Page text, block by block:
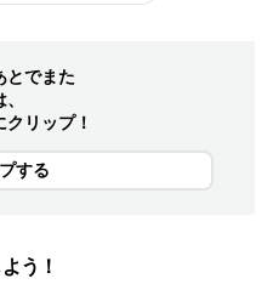
とでまた
リップ！
する
う！